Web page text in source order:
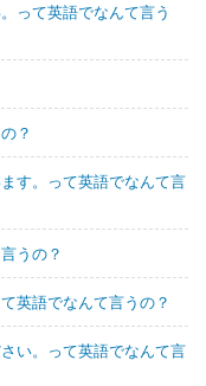
って英語でなんて言う
？
す。って英語でなんて言
うの？
英語でなんて言うの？
い。って英語でなんて言